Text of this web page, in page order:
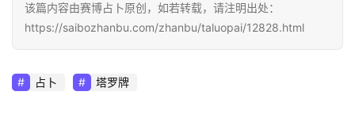
该篇内容由赛博占卜原创，如若转载，请注明出处：
https://saibozhanbu.com/zhanbu/taluopai/12828.html
占卜 塔罗牌